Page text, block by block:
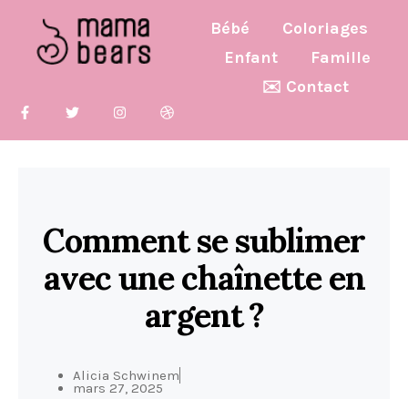
Bébé
Coloriages
Enfant
Famille
✉️ Contact
Comment se sublimer
avec une chaînette en
argent ?
Alicia Schwinem
mars 27, 2025